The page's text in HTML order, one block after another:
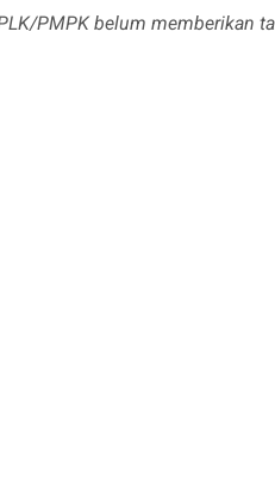
PMPK belum memberikan